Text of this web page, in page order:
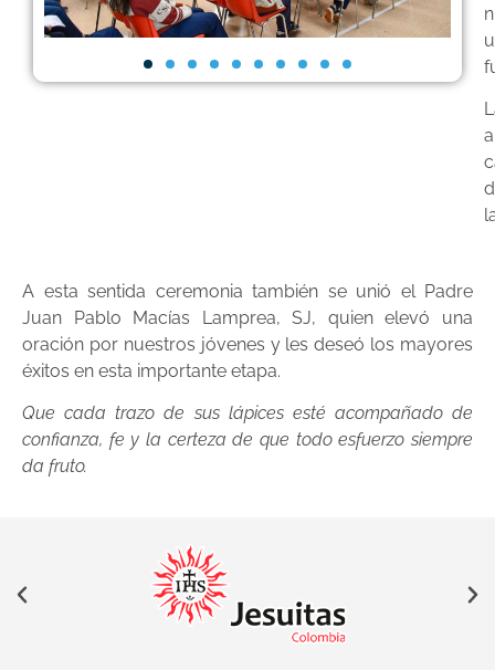
A esta sentida ceremonia también se unió el Padre
Juan Pablo Macías Lamprea, SJ, quien elevó una
oración por nuestros jóvenes y les deseó los mayores
éxitos en esta importante etapa.
Que cada trazo de sus lápices esté acompañado de
confianza, fe y la certeza de que todo esfuerzo siempre
da fruto.